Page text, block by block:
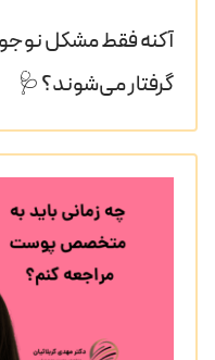
آکنه فقط مشکل
گرفتار می‌شوند؟ 🩺